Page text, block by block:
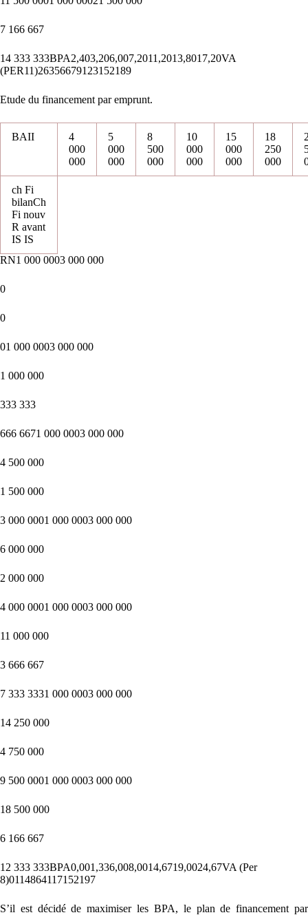
7 166 667
14 333 333BPA2,403,206,007,2011,2013,8017,20VA
(PER11)26356679123152189
Etude du financement par emprunt.
BAII
4
000
000
5
000
000
8
500
000
10
000
000
15
000
000
18
250
000
ch Fi
bilanCh
Fi nouv
R avant
IS IS
RN1 000 0003 000 000
0
0
01 000 0003 000 000
1 000 000
333 333
666 6671 000 0003 000 000
4 500 000
1 500 000
3 000 0001 000 0003 000 000
6 000 000
2 000 000
4 000 0001 000 0003 000 000
11 000 000
3 666 667
7 333 3331 000 0003 000 000
14 250 000
4 750 000
9 500 0001 000 0003 000 000
18 500 000
6 166 667
12 333 333BPA0,001,336,008,0014,6719,0024,67VA (Per
8)0114864117152197
S’il est décidé de maximiser les BPA, le plan de financement par